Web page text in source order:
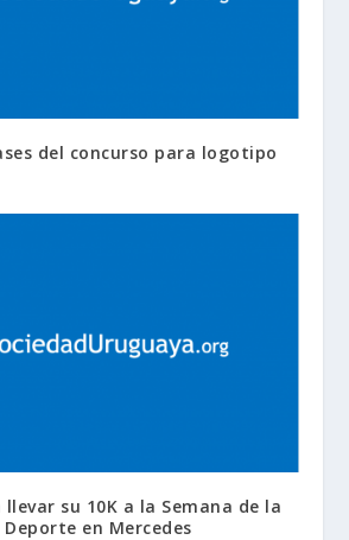
del concurso para logotipo
llevar su 10K a la Semana de la
en Mercedes